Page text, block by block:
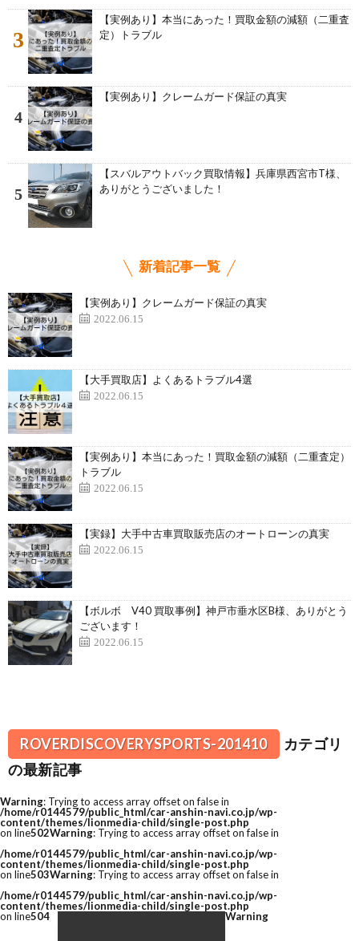
3
【実例あり】本当にあった！買取金額の減額（二重査
定）トラブル
4
【実例あり】クレームガード保証の真実
5
【スバルアウトバック買取情報】兵庫県西宮市T様、
ありがとうございました！
新着記事一覧
【実例あり】クレームガード保証の真実
2022.06.15
【大手買取店】よくあるトラブル4選
2022.06.15
【実例あり】本当にあった！買取金額の減額（二重査定）
トラブル
2022.06.15
【実録】大手中古車買取販売店のオートローンの真実
2022.06.15
【ボルボ V40 買取事例】神戸市垂水区B様、ありがとう
ございます！
2022.06.15
ROVERDISCOVERYSPORTS-201410
カテゴリ
の最新記事
Warning: Trying to access array offset on false in
/home/r0144579/public_html/car-anshin-navi.co.jp/wp-
content/themes/lionmedia-child/single-post.php
on line502Warning: Trying to access array offset on false in
/home/r0144579/public_html/car-anshin-navi.co.jp/wp-
content/themes/lionmedia-child/single-post.php
on line503Warning: Trying to access array offset on false in
/home/r0144579/public_html/car-anshin-navi.co.jp/wp-
content/themes/lionmedia-child/single-post.php
on line504 Warning